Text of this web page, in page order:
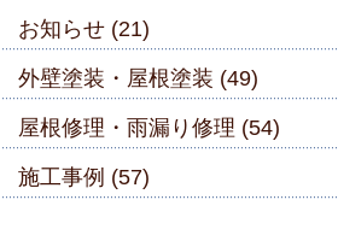
お知らせ (21)
外壁塗装・屋根塗装 (49)
屋根修理・雨漏り修理 (54)
施工事例 (57)